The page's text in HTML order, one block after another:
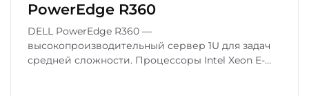
PowerEdge R360
DELL PowerEdge R360 —
высокопроизводительный сервер 1U для задач
средней сложности. Процессоры Intel Xeon E-